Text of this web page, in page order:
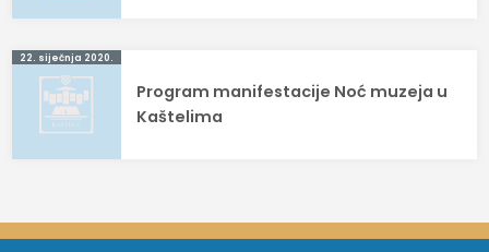
22. siječnja 2020.
Program manifestacije Noć muzeja u
Kaštelima